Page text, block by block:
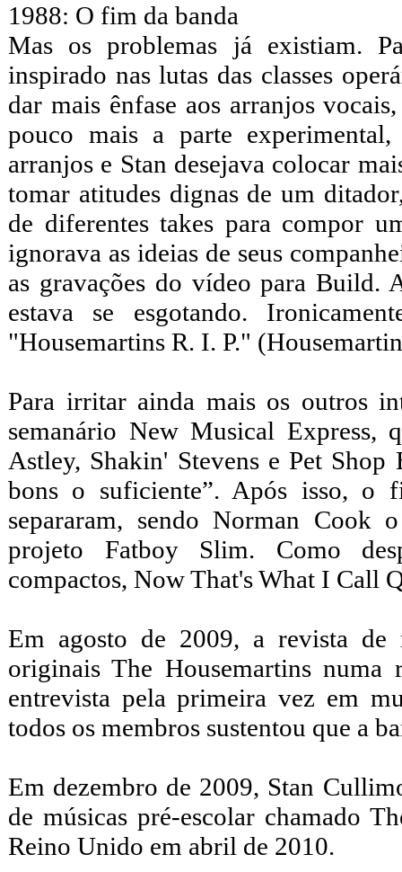
1988: O fim da banda
Mas os problemas já existiam.
inspirado nas lutas das classes
dar mais ênfase aos arranjos
pouco mais a parte
arranjos e Stan desejava colocar
tomar atitudes dignas de um
de diferentes takes para compor
ignorava as ideias de seus
as gravações do vídeo para Build.
estava se esgotando.
"Housemartins R. I. P."
Para irritar ainda mais os outros
semanário New Musical Express,
Astley, Shakin' Stevens e Pet
bons o suficiente”. Após isso, o
separaram, sendo Norman Cook
projeto Fatboy Slim. Como
compactos, Now That's What I Call
Em agosto de 2009, a revista de
originais The Housemartins numa
entrevista pela primeira vez em
todos os membros sustentou que a
Em dezembro de 2009, Stan
de músicas pré-escolar chamado
Reino Unido em abril de 2010.